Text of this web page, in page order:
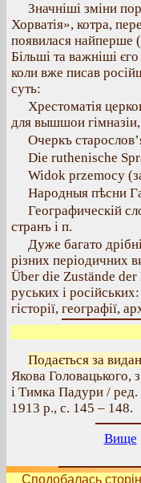
Значніші зміни
Хорватія», котра,
появилася найперше
Більші та важніші
коли вже писав
суть:
Хрестоматія
для вышшои гімназіи,
Очеркъ
Die ruthenische
Widok przemocy
Народныя пѣсни
Географическій
странъ і п.
Дуже багато
різних періодичних
Über die Zustände
руських і
гісторії, географії,
Подається за
Якова Головацького,
і Тимка Падури /
1913 р., с. 145 – 148.
Вище
Сподобалась